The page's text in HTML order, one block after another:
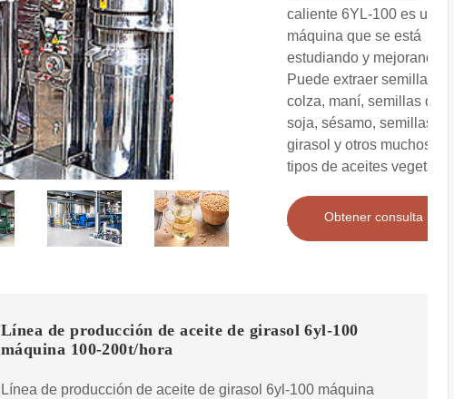
caliente 6YL-100 es una
máquina que se está
estudiando y mejorando.
Puede extraer semillas de
colza, maní, semillas de té,
soja, sésamo, semillas de
girasol y otros muchos
tipos de aceites vegetales.
Obtener consulta
Línea de producción de aceite de girasol 6yl-100
máquina 100-200t/hora
Línea de producción de aceite de girasol 6yl-100 máquina